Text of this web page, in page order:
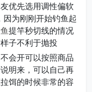
优先选用调性偏软
为刚刚开始钓鱼起
提竿秒切线的情况
子不利于抛投
会开可以按照商品
明来，可以自己再
饵的时候非常的容